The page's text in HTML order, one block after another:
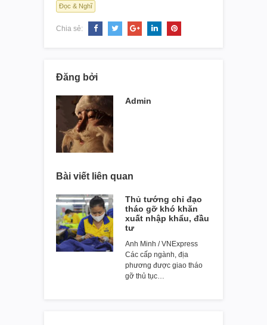
Đọc & Nghĩ
Chia sẻ:
Đăng bởi
Admin
Bài viết liên quan
Thủ tướng chỉ đạo
tháo gỡ khó khăn
xuất nhập khẩu, đầu
tư
Anh Minh / VNExpress
Các cấp ngành, địa
phương được giao tháo
gỡ thủ tục…